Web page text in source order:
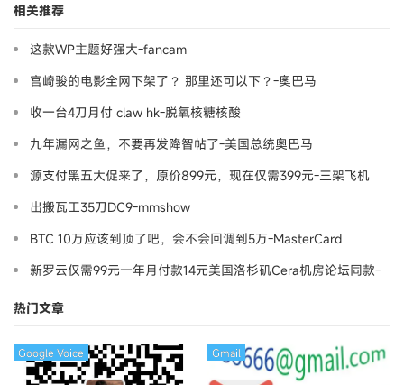
相关推荐
这款WP主题好强大-fancam
宫崎骏的电影全网下架了？ 那里还可以下？-奧巴马
收一台4刀月付 claw hk-脱氧核糖核酸
九年漏网之鱼，不要再发降智帖了-美国总统奥巴马
源支付黑五大促来了，原价899元，现在仅需399元-三架飞机
出搬瓦工35刀DC9-mmshow
BTC 10万应该到顶了吧，会不会回调到5万-MasterCard
新罗云仅需99元一年月付款14元美国洛杉矶Cera机房论坛同款-
热门文章
Google Voice Gmail